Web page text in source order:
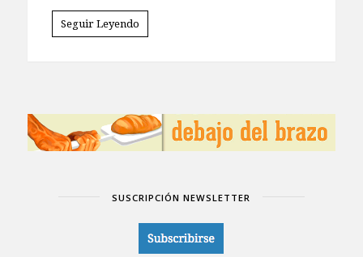
Seguir Leyendo
SUSCRIPCIÓN NEWSLETTER